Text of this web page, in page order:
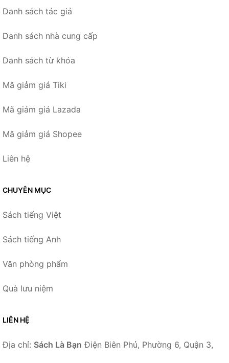
Danh sách tác giả
Danh sách nhà cung cấp
Danh sách từ khóa
Mã giảm giá Tiki
Mã giảm giá Lazada
Mã giảm giá Shopee
Liên hệ
CHUYÊN MỤC
Sách tiếng Việt
Sách tiếng Anh
Văn phòng phẩm
Quà lưu niệm
LIÊN HỆ
Địa chỉ: Sách Là Bạn Điện Biên Phủ, Phường 6, Quận 3,